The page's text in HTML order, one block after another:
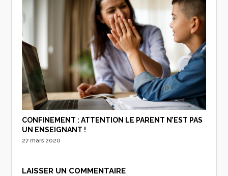
CONFINEMENT : ATTENTION LE PARENT N’EST PAS
UN ENSEIGNANT !
27 mars 2020
LAISSER UN COMMENTAIRE